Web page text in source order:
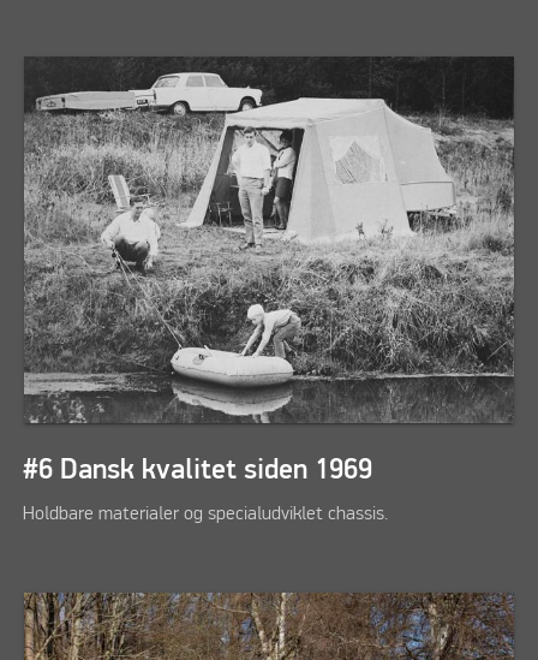
#6 Dansk kvalitet siden 1969
Holdbare materialer og specialudviklet chassis.